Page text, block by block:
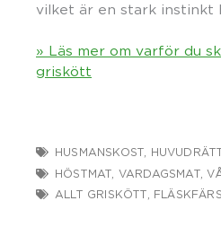
vilket är en stark instinkt
» Läs mer om varför du
griskött
HUSMANSKOST
HÖSTMAT
VARDAGSMAT,
ALLT GRISKÖTT
FLÄSKFÄRS